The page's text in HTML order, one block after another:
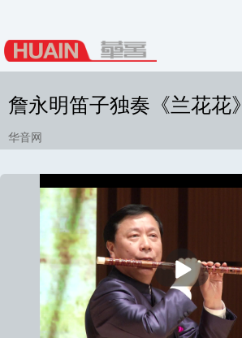
詹永明笛子独奏《兰花花》
华音网
放